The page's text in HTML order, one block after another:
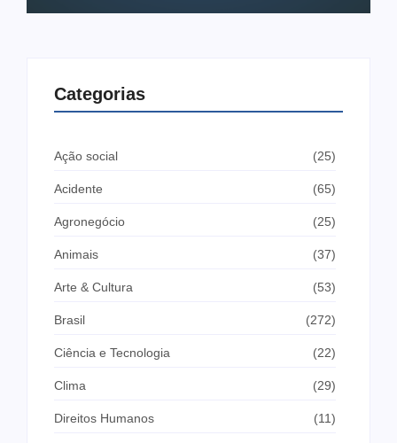
Categorias
Ação social (25)
Acidente (65)
Agronegócio (25)
Animais (37)
Arte & Cultura (53)
Brasil (272)
Ciência e Tecnologia (22)
Clima (29)
Direitos Humanos (11)